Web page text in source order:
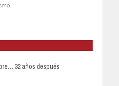
32 años después